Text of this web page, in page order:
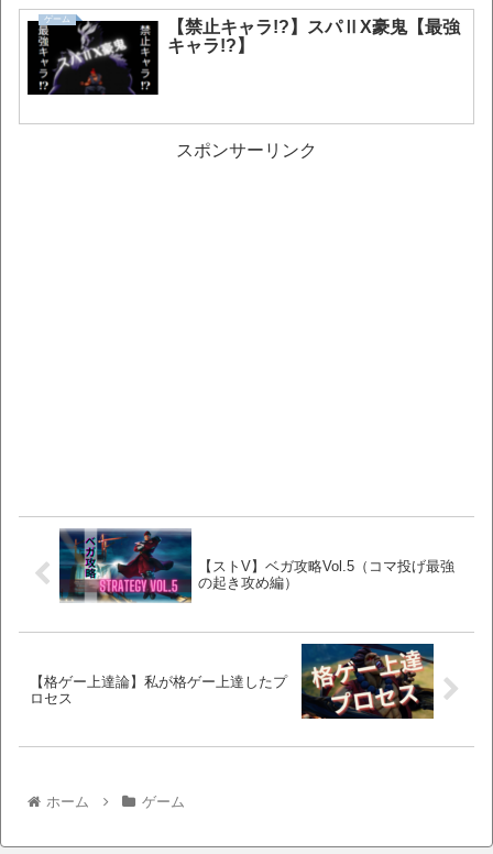
ゲーム
【禁止キャラ!?】スパⅡX豪鬼【最強
キャラ!?】
スポンサーリンク
【ストV】ベガ攻略Vol.5（コマ投げ最強
の起き攻め編）
【格ゲー上達論】私が格ゲー上達したプ
ロセス
ホーム ゲーム